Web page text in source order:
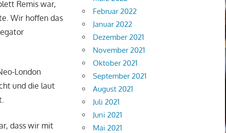
Remis war,
Wir hoffen das
London
und die laut
dass wir mit
Februar 2022
Januar 2022
Dezember 2021
November 2021
Oktober 2021
September 2021
August 2021
Juli 2021
Juni 2021
Mai 2021